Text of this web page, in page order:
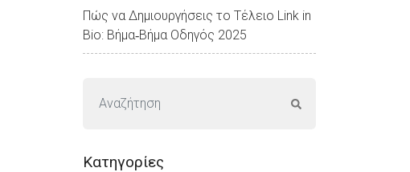
Πώς να Δημιουργήσεις το Τέλειο Link in
Bio: Βήμα‑Βήμα Οδηγός 2025
Kατηγορίες